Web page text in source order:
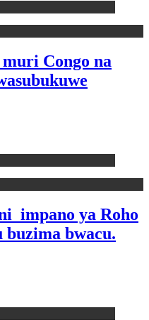
Congo na
impano ya Roho
buzima bwacu.